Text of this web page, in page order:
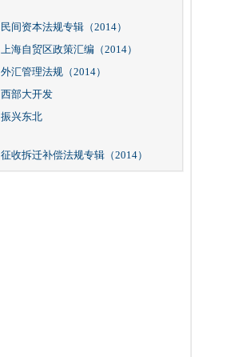
民间资本法规专辑（2014）
上海自贸区政策汇编（2014）
外汇管理法规（2014）
西部大开发
振兴东北
征收拆迁补偿法规专辑（2014）